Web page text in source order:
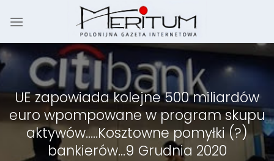
UE zapowiada kolejne 500 miliardów
euro wpompowane w program skupu
aktywów…..Kosztowne pomyłki (?)
bankierów…9 Grudnia 2020